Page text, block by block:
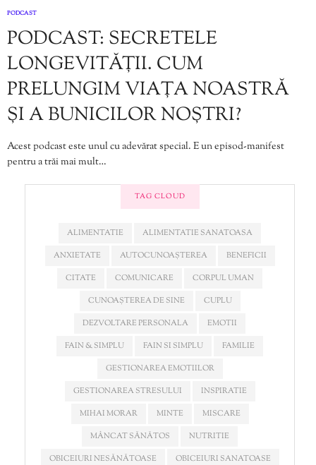
PODCAST
PODCAST: SECRETELE
LONGEVITĂȚII. CUM
PRELUNGIM VIAȚA NOASTRĂ
ȘI A BUNICILOR NOȘTRI?
Acest podcast este unul cu adevărat special. E un episod-manifest
pentru a trăi mai mult…
TAG CLOUD
ALIMENTATIE
ALIMENTATIE SANATOASA
ANXIETATE
AUTOCUNOAȘTEREA
BENEFICII
CITATE
COMUNICARE
CORPUL UMAN
CUNOAȘTEREA DE SINE
CUPLU
DEZVOLTARE PERSONALA
EMOTII
FAIN & SIMPLU
FAIN SI SIMPLU
FAMILIE
GESTIONAREA EMOTIILOR
GESTIONAREA STRESULUI
INSPIRATIE
MIHAI MORAR
MINTE
MISCARE
MÂNCAT SĂNĂTOS
NUTRITIE
OBICEIURI NESĂNĂTOASE
OBICEIURI SANATOASE